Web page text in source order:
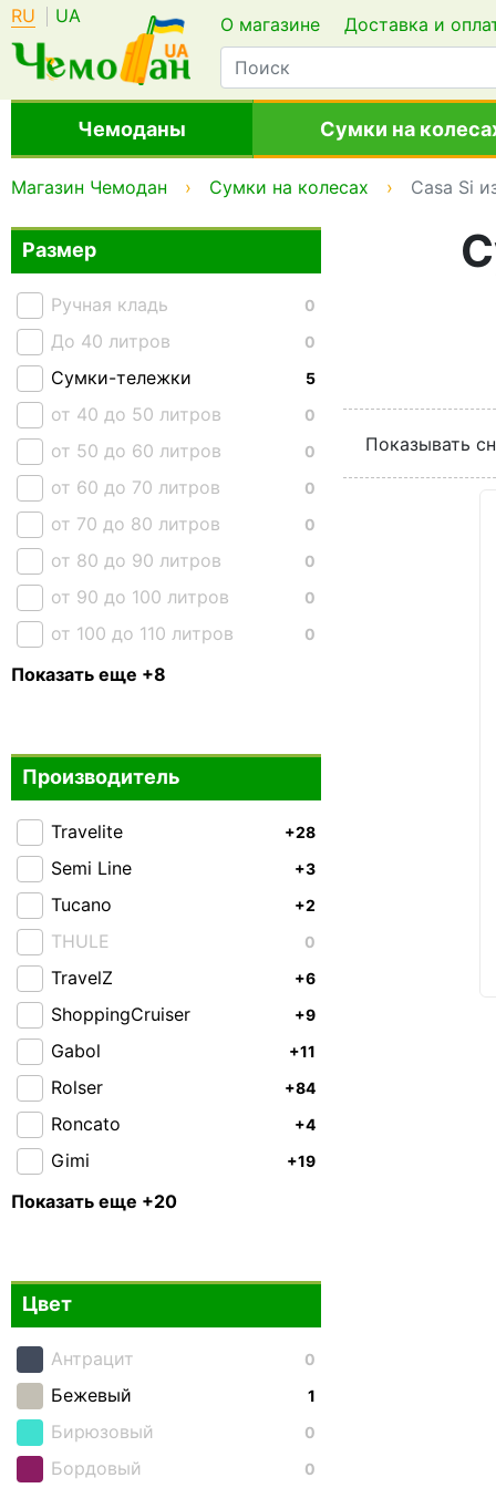
RU UA О магазине Доставка и
Чемоданы Сумки на
Магазин Чемодан Сумки на колесах Casa Si
Показывать
Размер
0
Ручная кладь
0
До 40 литров
5
Сумки-тележки
0
от 40 до 50 литров
0
от 50 до 60 литров
0
от 60 до 70 литров
0
от 70 до 80 литров
0
от 80 до 90 литров
0
от 90 до 100 литров
0
от 100 до 110 литров
от 110 до 120 литров
от 150 до 160 литров
Показать еще +8
Производитель
+28
Travelite
+3
Semi Line
+2
Tucano
0
THULE
+6
TravelZ
+9
ShoppingCruiser
+11
Gabol
+84
Rolser
+4
Roncato
+19
Gimi
CAT
Airtex
Показать еще +20
Цвет
0
Антрацит
1
Бежевый
0
Бирюзовый
0
Бордовый